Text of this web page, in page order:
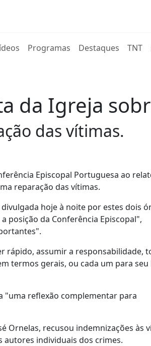
Programas Destaques TNT
da Igreja
das vítimas.
Episcopal Portuguesa ao
reparação das vítimas.
hoje à noite por estes dois
posição da Conferência Episcopal",
rápido, assumir a responsabilidade,
termos gerais, ou cada um para seu
"uma reflexão complementar para
Ornelas, recusou indemnizações às
autores individuais dos crimes.